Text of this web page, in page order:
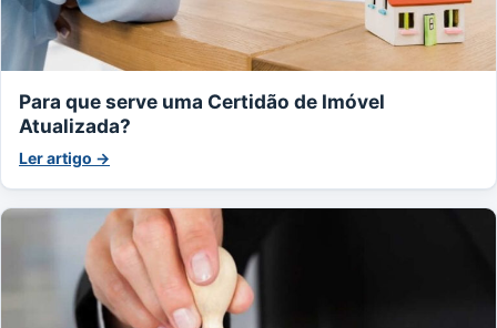
Para que serve uma Certidão de Imóvel
Atualizada?
Ler artigo →